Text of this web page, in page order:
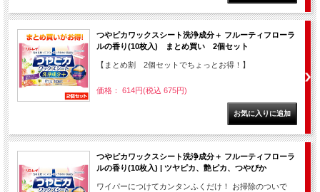
つやピカワックスシート洗浄成分＋ フルーティフローラ
ルの香り(10枚入) まとめ買い 2個セット
【まとめ割 2個セットでちょっとお得！】
価格： 614円(税込 675円)
つやピカワックスシート洗浄成分＋ フルーティフローラ
ルの香り(10枚入) | ツヤピカ、艶ピカ、つやぴか
ワイパーにつけてカンタンふくだけ！ お掃除のついで